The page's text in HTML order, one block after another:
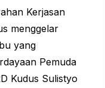
Kerjasan
menggelar
yang
Pemuda
Kudus Sulistyo